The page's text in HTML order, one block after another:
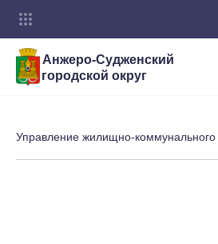
Анжеро-Судженский
городской округ
Управление жилищно-коммунального